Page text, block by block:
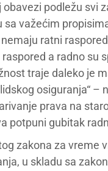
obavezi podležu svi
sa važećim
ratni
a radno su
traje daleko je
osiguranja“
prava na
potpuni gubitak
zakona za vreme
u skladu sa